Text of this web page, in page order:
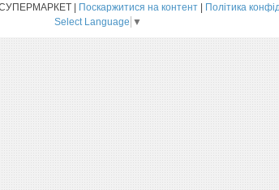
Sat-ELLITE.Net ➤ ІНТЕРНЕТ-СУПЕРМАРКЕТ | Поскаржитися на контент | Політика
Select Language ▼